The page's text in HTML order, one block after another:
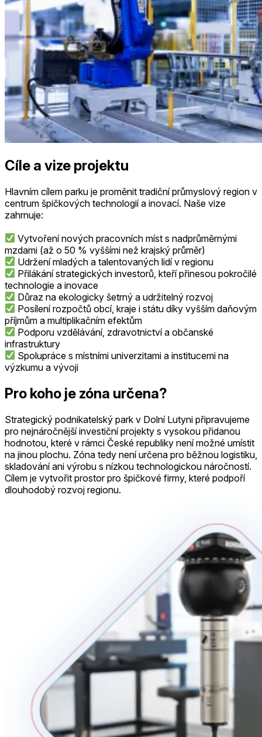
Cíle a vize projektu
Hlavním cílem parku je proměnit tradiční průmyslový region v
centrum špičkových technologií a inovací. Naše vize
zahrnuje:
Vytvoření nových pracovních míst s nadprůměrnými
mzdami (až o 50 % vyššími než krajský průměr)
Udržení mladých a talentovaných lidí v regionu
Přilákání strategických investorů, kteří přinesou pokročilé
technologie a inovace
Důraz na ekologicky šetrný a udržitelný rozvoj
Posílení rozpočtů obcí, kraje i státu díky vyšším daňovým
příjmům a multiplikačním efektům
Podporu vzdělávání, zdravotnictví a občanské
infrastruktury
Spolupráce s místními univerzitami a institucemi na
výzkumu a vývoji
Pro koho je zóna určena?
Strategický podnikatelský park v Dolní Lutyni připravujeme
pro nejnáročnější investiční projekty s vysokou přidanou
hodnotou, které v rámci České republiky není možné umístit
na jinou plochu. Zóna tedy není určena pro běžnou logistiku,
skladování ani výrobu s nízkou technologickou náročností.
Cílem je vytvořit prostor pro špičkové firmy, které podpoří
dlouhodobý rozvoj regionu.